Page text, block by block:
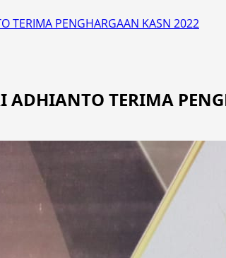
TERIMA PENGHARGAAN KASN 2022
ADHIANTO TERIMA